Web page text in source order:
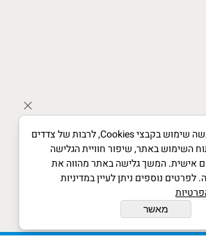
לידיעתך, באתרנו נעשה שימוש בקבצי Cookies, לרבות של צדדים
השימוש באתר, שיפור חוויית הגלישה
אישית. המשך גלישה באתר מהווה את
נוספים ניתן לעיין במדיניות
מאשר